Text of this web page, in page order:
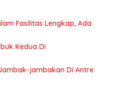
Fasilitas Lengkap, Ada
Kedua Di
jambakan Di Antre